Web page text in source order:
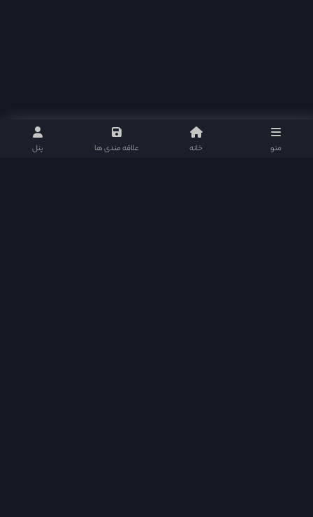
منو خانه علاقه مندی ها پنل